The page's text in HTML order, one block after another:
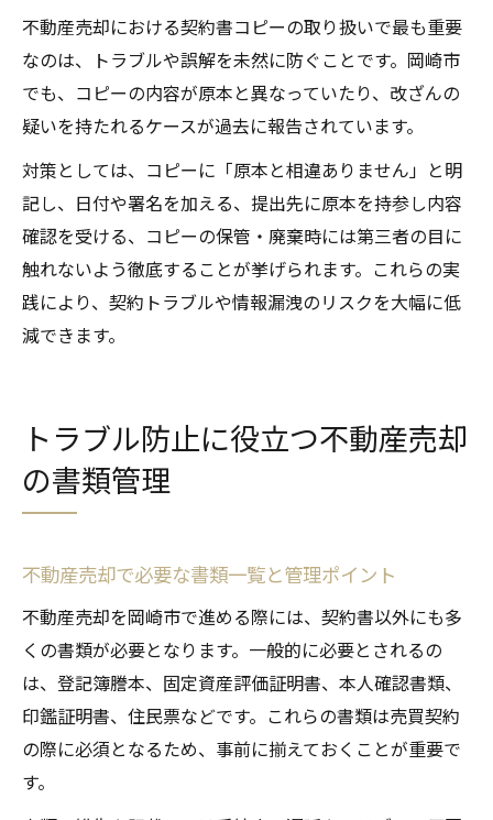
不動産売却における契約書コピーの取り扱いで最も重要
なのは、トラブルや誤解を未然に防ぐことです。岡崎市
でも、コピーの内容が原本と異なっていたり、改ざんの
疑いを持たれるケースが過去に報告されています。
対策としては、コピーに「原本と相違ありません」と明
記し、日付や署名を加える、提出先に原本を持参し内容
確認を受ける、コピーの保管・廃棄時には第三者の目に
触れないよう徹底することが挙げられます。これらの実
践により、契約トラブルや情報漏洩のリスクを大幅に低
減できます。
トラブル防止に役立つ不動産売却
の書類管理
不動産売却で必要な書類一覧と管理ポイント
不動産売却を岡崎市で進める際には、契約書以外にも多
くの書類が必要となります。一般的に必要とされるの
は、登記簿謄本、固定資産評価証明書、本人確認書類、
印鑑証明書、住民票などです。これらの書類は売買契約
の際に必須となるため、事前に揃えておくことが重要で
す。